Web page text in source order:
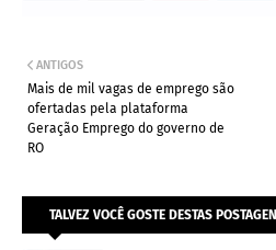
ANTIGOS
Mais de mil vagas de emprego são
ofertadas pela plataforma
Geração Emprego do governo de
RO
TALVEZ VOCÊ GOSTE DESTAS